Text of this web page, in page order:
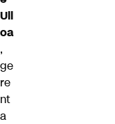
Ull
oa
,
ge
re
nt
a